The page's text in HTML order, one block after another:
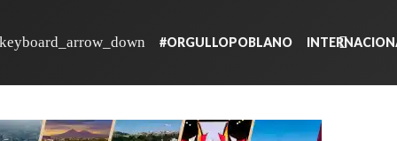
#ORGULLOPOBLANO